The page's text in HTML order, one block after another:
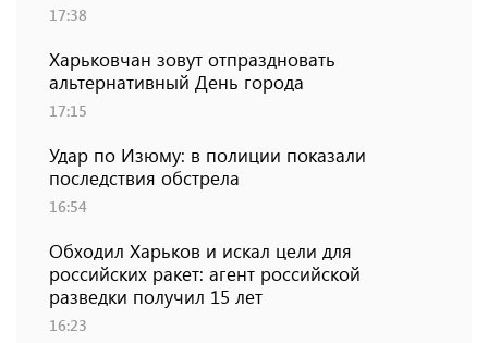
17:38
Харьковчан зовут отпраздновать
альтернативный День города
17:15
Удар по Изюму: в полиции показали
последствия обстрела
16:54
Обходил Харьков и искал цели для
российских ракет: агент российской
разведки получил 15 лет
16:23